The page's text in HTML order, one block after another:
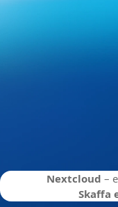
Nextcloud –
Skaffa